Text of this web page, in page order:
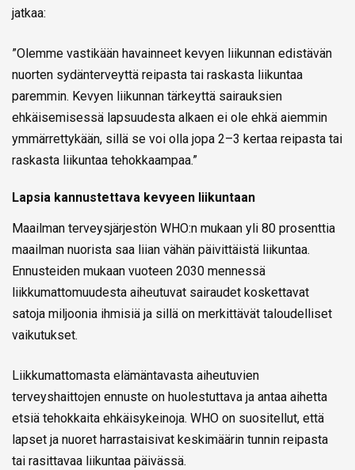
jatkaa:
”Olemme vastikään havainneet kevyen liikunnan edistävän
nuorten sydänterveyttä reipasta tai raskasta liikuntaa
paremmin. Kevyen liikunnan tärkeyttä sairauksien
ehkäisemisessä lapsuudesta alkaen ei ole ehkä aiemmin
ymmärrettykään, sillä se voi olla jopa 2–3 kertaa reipasta tai
raskasta liikuntaa tehokkaampaa.”
Lapsia kannustettava kevyeen liikuntaan
Maailman terveysjärjestön WHO:n mukaan yli 80 prosenttia
maailman nuorista saa liian vähän päivittäistä liikuntaa.
Ennusteiden mukaan vuoteen 2030 mennessä
liikkumattomuudesta aiheutuvat sairaudet koskettavat
satoja miljoonia ihmisiä ja sillä on merkittävät taloudelliset
vaikutukset.
Liikkumattomasta elämäntavasta aiheutuvien
terveyshaittojen ennuste on huolestuttava ja antaa aihetta
etsiä tehokkaita ehkäisykeinoja. WHO on suositellut, että
lapset ja nuoret harrastaisivat keskimäärin tunnin reipasta
tai rasittavaa liikuntaa päivässä.